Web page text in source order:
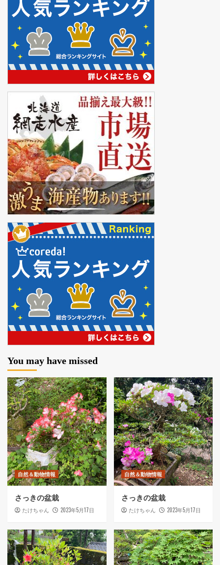
You may have missed
自然＆動物情報
さっきの盆栽
たけちゃん 2023年5月17日
自然＆動物情報
さっきの盆栽
たけちゃん 2023年5月17日